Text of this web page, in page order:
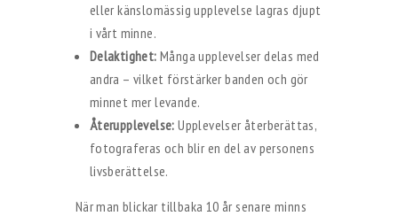
eller känslomässig upplevelse lagras djupt
i vårt minne.
Delaktighet: Många upplevelser delas med
andra – vilket förstärker banden och gör
minnet mer levande.
Återupplevelse: Upplevelser återberättas,
fotograferas och blir en del av personens
livsberättelse.
När man blickar tillbaka 10 år senare minns